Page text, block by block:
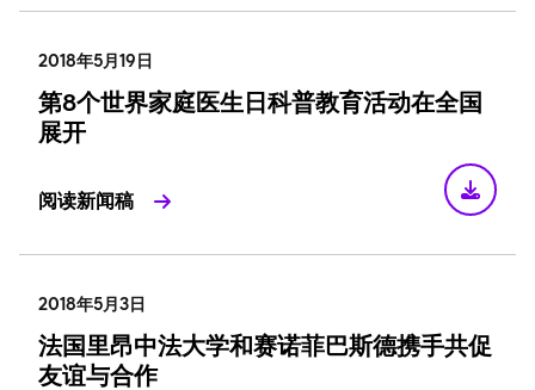
2018年5月19日
第8个世界家庭医生日科普教育活动在全国
展开
阅读新闻稿
2018年5月3日
法国里昂中法大学和赛诺菲巴斯德携手共促
友谊与合作